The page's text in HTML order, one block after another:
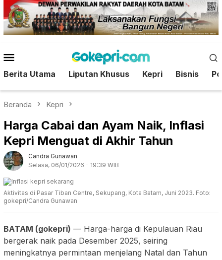
Loncat
ke
konten
Mobile
Berita Utama Liputan Khusus Kepri Bisnis
Beranda Kepri
Harga Cabai dan Ayam Naik, Inflasi
Kepri Menguat di Akhir Tahun
Candra Gunawan
Selasa, 06/01/2026 - 19:39 WIB
Aktivitas di Pasar Tiban Centre, Sekupang, Kota Batam, Juni 2023. Foto:
gokepri/Candra Gunawan
BATAM (gokepri) — Harga-harga di Kepulauan Riau
bergerak naik pada Desember 2025, seiring
meningkatnya permintaan menjelang Natal dan Tahun